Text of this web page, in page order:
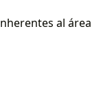
al área